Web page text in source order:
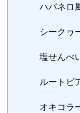
ハバネロ
シークヮ
塩せんべ
ルートビ
オキコラ